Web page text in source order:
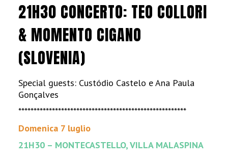
21H30 CONCERTO: TEO COLLORI
& MOMENTO CIGANO
(SLOVENIA)
Special guests: Custódio Castelo e Ana Paula
Gonçalves
*******************************************************
Domenica 7 luglio
21H30 – MONTECASTELLO, VILLA MALASPINA